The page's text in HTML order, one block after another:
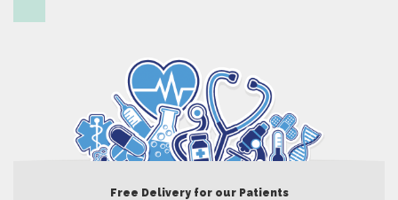
Free Delivery for our Patients